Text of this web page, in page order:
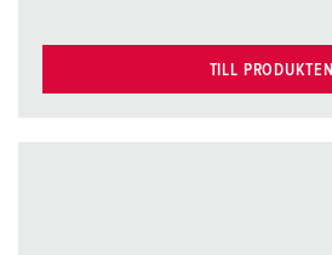
TILL PRODUKTEN